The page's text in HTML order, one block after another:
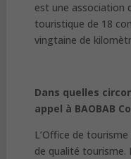
est une association
touristique de 18
vingtaine de
Dans quelles
appel à BAOBAB
L’Office de
de qualité tourisme.